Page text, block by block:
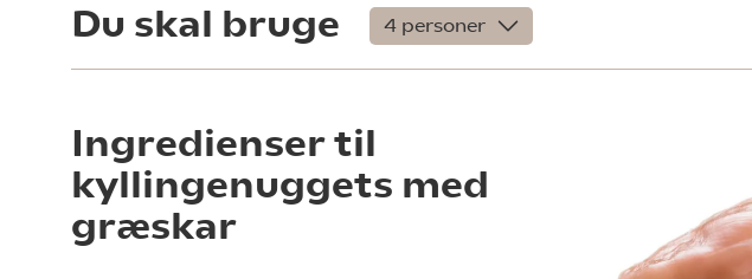
Du skal bruge
Ingredienser til
kyllingenuggets med
græskar